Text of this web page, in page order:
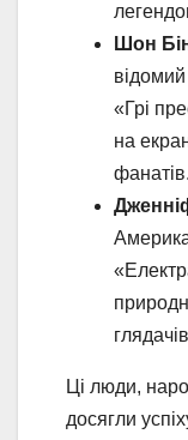
Шон
«Грі
на
фанатів.
Ці люди,
досягли